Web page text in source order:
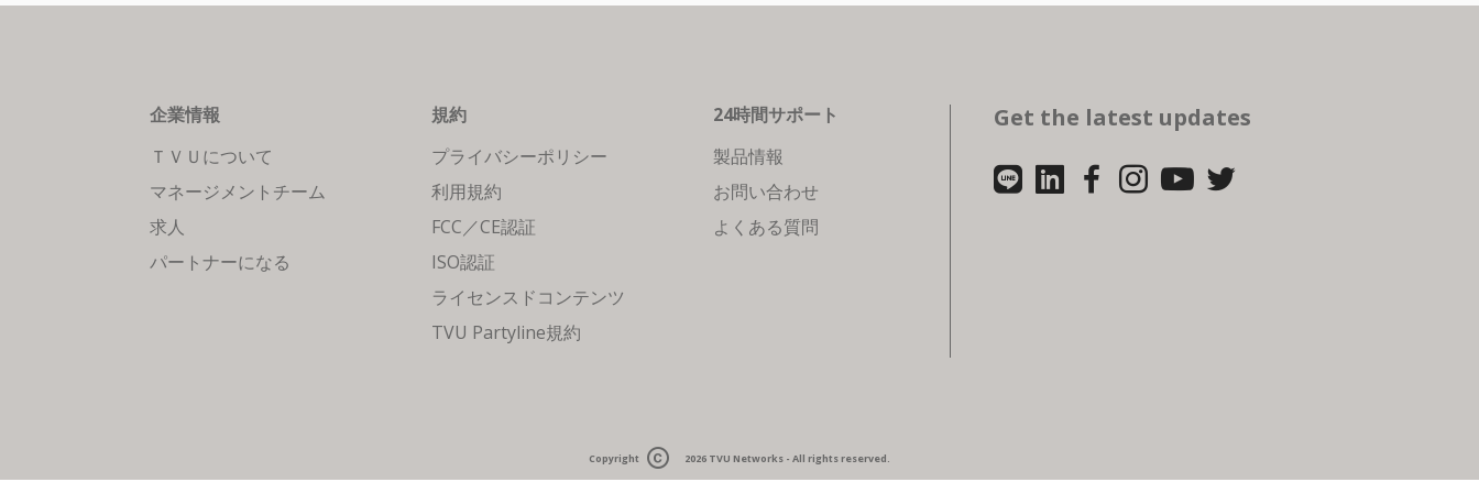
企業情報
ＴＶＵについて
マネージメントチーム
求人
パートナーになる
規約
プライバシーポリシー
利用規約
FCC／CE認証
ISO認証
ライセンスドコンテンツ
TVU Partyline規約
24時間サポート
製品情報
お問い合わせ
よくある質問
Get the latest updates
Copyright 2026 TVU Networks - All rights reserved.